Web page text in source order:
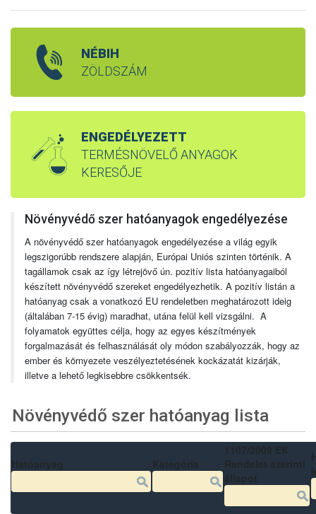
NÉBIH
ZÖLDSZÁM
ENGEDÉLYEZETT
TERMÉSNÖVELŐ ANYAGOK
KERESŐJE
Növényvédő szer hatóanyagok engedélyezése
A növényvédő szer hatóanyagok engedélyezése a világ egyik
legszigorúbb rendszere alapján, Európai Uniós szinten történik. A
tagállamok csak az így létrejövő ún. pozitív lista hatóanyagaiból
készített növényvédő szereket engedélyezhetik. A pozitív listán a
hatóanyag csak a vonatkozó EU rendeletben meghatározott ideig
(általában 7-15 évig) maradhat, utána felül kell vizsgálni. A
folyamatok együttes célja, hogy az egyes készítmények
forgalmazását és felhasználását oly módon szabályozzák, hogy az
ember és környezete veszélyeztetésének kockázatát kizárják,
illetve a lehető legkisebbre csökkentsék.
Növényvédő szer hatóanyag lista